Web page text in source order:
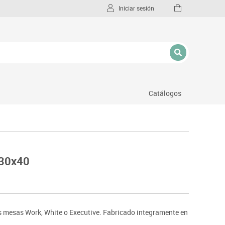
Iniciar sesión
Catálogos
Work, White o Executive. Fabricado integramente en